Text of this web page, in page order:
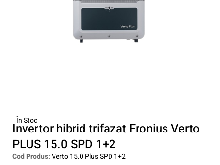
În Stoc
Invertor hibrid trifazat Fronius Verto
PLUS 15.0 SPD 1+2
Cod Produs:Verto 15.0 Plus SPD 1+2